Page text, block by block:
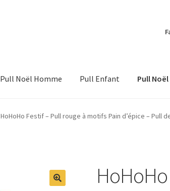
Pull Noël Homme Pull Enfant Pull
HoHoHo Festif – Pull rouge à motifs Pain d’épice – Pull